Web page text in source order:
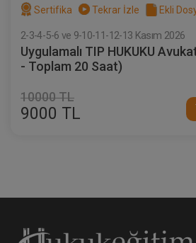
Sertifika Tekrar İzle Ekli
2-3-4-5-6 ve 9-10-11-12-13 Kasım 2026
Uygulamalı TIP HUKUKU
- Toplam 20 Saat)
10000 TL
9000 TL